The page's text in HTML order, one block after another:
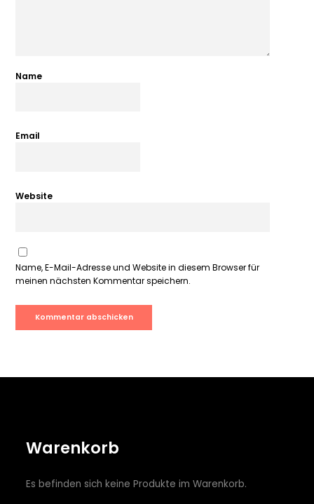
Name
Email
Website
Name, E-Mail-Adresse und Website in diesem Browser für
meinen nächsten Kommentar speichern.
Warenkorb
Es befinden sich keine Produkte im Warenkorb.